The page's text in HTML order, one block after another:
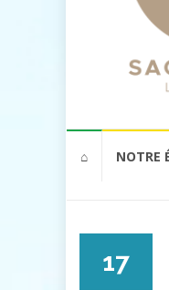
⌂ NOTRE
17